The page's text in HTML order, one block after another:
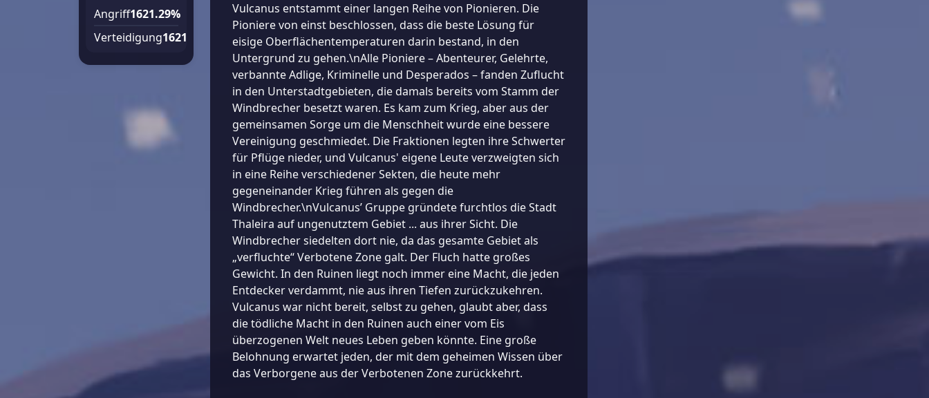
Angriff1621.29%
Verteidigung1621.29%
Vulcanus entstammt einer langen Reihe von Pionieren. Die
Pioniere von einst beschlossen, dass die beste Lösung für
eisige Oberflächentemperaturen darin bestand, in den
Untergrund zu gehen.\nAlle Pioniere – Abenteurer, Gelehrte,
verbannte Adlige, Kriminelle und Desperados – fanden Zuflucht
in den Unterstadtgebieten, die damals bereits vom Stamm der
Windbrecher besetzt waren. Es kam zum Krieg, aber aus der
gemeinsamen Sorge um die Menschheit wurde eine bessere
Vereinigung geschmiedet. Die Fraktionen legten ihre Schwerter
für Pflüge nieder, und Vulcanus' eigene Leute verzweigten sich
in eine Reihe verschiedener Sekten, die heute mehr
gegeneinander Krieg führen als gegen die
Windbrecher.\nVulcanus’ Gruppe gründete furchtlos die Stadt
Thaleira auf ungenutztem Gebiet ... aus ihrer Sicht. Die
Windbrecher siedelten dort nie, da das gesamte Gebiet als
„verfluchte“ Verbotene Zone galt. Der Fluch hatte großes
Gewicht. In den Ruinen liegt noch immer eine Macht, die jeden
Entdecker verdammt, nie aus ihren Tiefen zurückzukehren.
Vulcanus war nicht bereit, selbst zu gehen, glaubt aber, dass
die tödliche Macht in den Ruinen auch einer vom Eis
überzogenen Welt neues Leben geben könnte. Eine große
Belohnung erwartet jeden, der mit dem geheimen Wissen über
das Verborgene aus der Verbotenen Zone zurückkehrt.